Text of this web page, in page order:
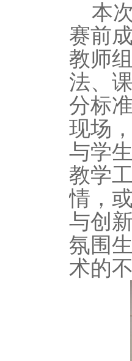
本
赛前
教师
法、
分标
现场
与学
教学
情，
与创
氛围
术的